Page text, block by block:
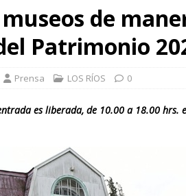
de
Patrimonio
Prensa LOS RÍOS 0
es liberada, de 10.00 a 18.00 hrs.